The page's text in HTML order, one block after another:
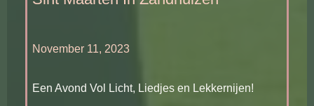
November 11, 2023
Een Avond Vol Licht, Liedjes en Lekkernijen!